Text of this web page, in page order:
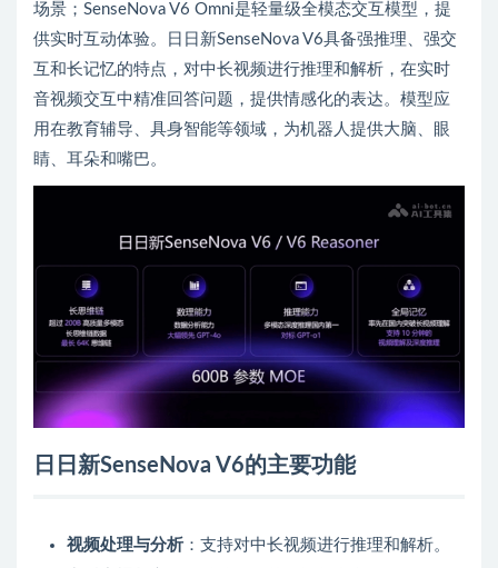
场景；SenseNova V6 Omni是轻量级全模态交互模型，提
供实时互动体验。日日新SenseNova V6具备强推理、强交
互和长记忆的特点，对中长视频进行推理和解析，在实时
音视频交互中精准回答问题，提供情感化的表达。模型应
用在教育辅导、具身智能等领域，为机器人提供大脑、眼
睛、耳朵和嘴巴。
日日新SenseNova V6的主要功能
视频处理与分析 ：支持对中长视频进行推理和解析。